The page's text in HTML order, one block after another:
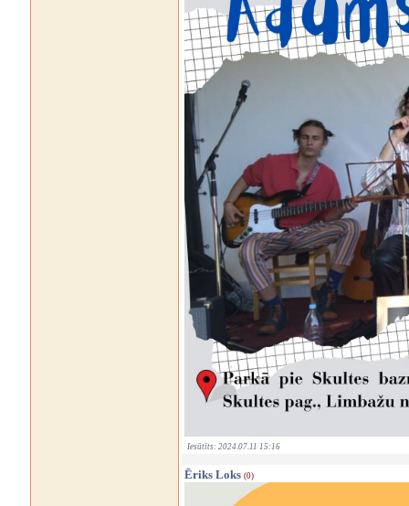
Iesūtīts: 2024.07.11 15:16
Ēriks Loks (0)